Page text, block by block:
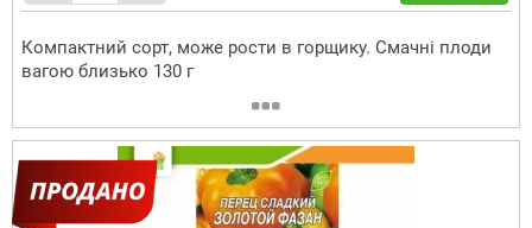
Компактний сорт, може рости в горщику. Смачні плоди
вагою близько 130 г